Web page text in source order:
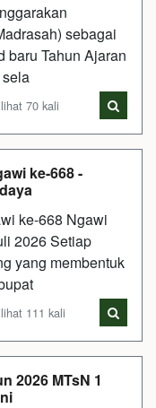
sebagai
baru Tahun Ajaran
70 kali
ke-668 -
ke-668 Ngawi
2026 Setiap
yang membentuk
111 kali
2026 MTsN 1